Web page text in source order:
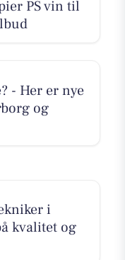
PS vin til
- Her er nye
og
i
kvalitet og